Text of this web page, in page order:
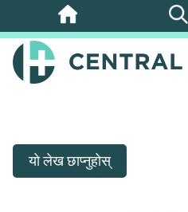
मुख्य
सामग्रीमा
जानुहोस्
यो लेख छाप्नुहोस्